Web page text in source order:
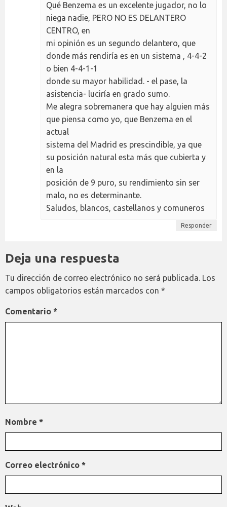
Qué Benzema es un excelente jugador, no lo
niega nadie, PERO NO ES DELANTERO
CENTRO, en
mi opinión es un segundo delantero, que
donde más rendiría es en un sistema , 4-4-2
o bien 4-4-1-1
donde su mayor habilidad. - el pase, la
asistencia- luciría en grado sumo.
Me alegra sobremanera que hay alguien más
que piensa como yo, que Benzema en el
actual
sistema del Madrid es prescindible, ya que
su posición natural esta más que cubierta y
en la
posición de 9 puro, su rendimiento sin ser
malo, no es determinante.
Saludos, blancos, castellanos y comuneros
Responder
Deja una respuesta
Tu dirección de correo electrónico no será publicada. Los
campos obligatorios están marcados con *
Comentario *
Nombre *
Correo electrónico *